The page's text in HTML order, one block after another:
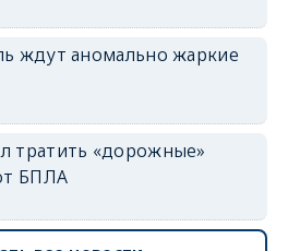
ждут аномально жаркие
тратить «дорожные»
БПЛА